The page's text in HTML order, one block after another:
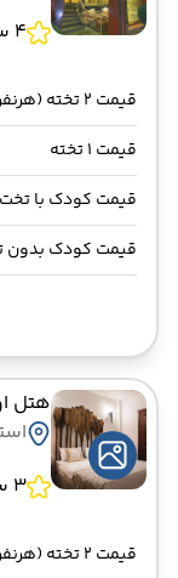
4 ستاره
قیمت 2 تخته (هرنفر)
قیمت 1 تخته
قیمت کودک با تخت
قیمت کودک بدون
هتل
3 ستاره
قیمت 2 تخته (هرنفر)